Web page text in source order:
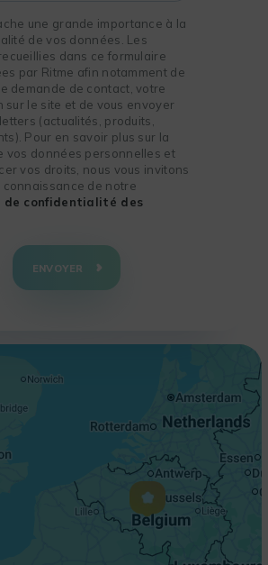
une grande importance à la
de vos données. Les
dans ce formulaire
par Ritme afin notamment de
demande de contact, votre
sur le site et de vous envoyer
(actualités, produits,
Pour en savoir plus sur la
vos données personnelles et
vos droits, nous vous invitons
connaissance de notre
de confidentialité des
ENVOYER